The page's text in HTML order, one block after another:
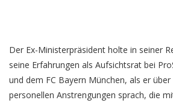
Der Ex-Ministerpräsident holte in seiner
seine Erfahrungen als Aufsichtsrat bei
und dem FC Bayern München, als er
personellen Anstrengungen sprach, die